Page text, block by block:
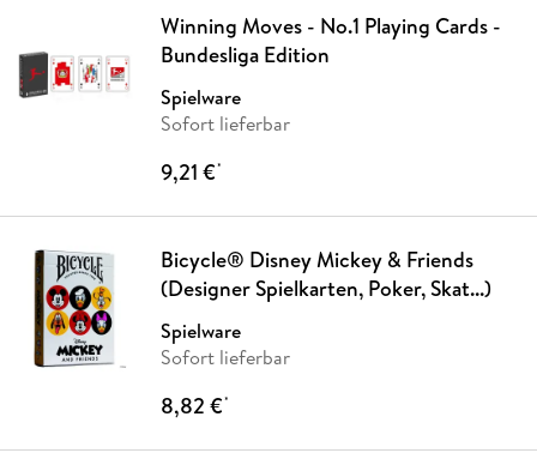
Winning Moves - No.1 Playing Cards -
Bundesliga Edition
Spielware
Sofort lieferbar
9,21 €*
Bicycle® Disney Mickey & Friends
(Designer Spielkarten, Poker, Skat...)
Spielware
Sofort lieferbar
8,82 €*